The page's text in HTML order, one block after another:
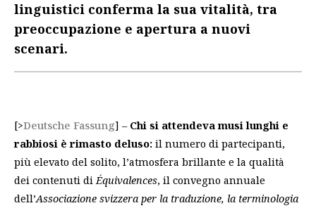
linguistici conferma la sua vitalità, tra
preoccupazione e apertura a nuovi
scenari.
[>Deutsche Fassung] – Chi si attendeva musi lunghi e
rabbiosi è rimasto deluso: il numero di partecipanti,
più elevato del solito, l’atmosfera brillante e la qualità
dei contenuti di Équivalences, il convegno annuale
dell’Associazione svizzera per la traduzione, la terminologia